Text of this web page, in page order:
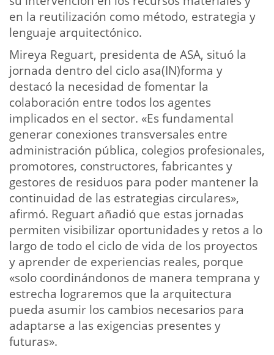
en la reutilización como método, estrategia y
lenguaje arquitectónico.
Mireya Reguart, presidenta de ASA, situó la
jornada dentro del ciclo asa(IN)forma y
destacó la necesidad de fomentar la
colaboración entre todos los agentes
implicados en el sector. «Es fundamental
generar conexiones transversales entre
administración pública, colegios profesionales,
promotores, constructores, fabricantes y
gestores de residuos para poder mantener la
continuidad de las estrategias circulares»,
afirmó. Reguart añadió que estas jornadas
permiten visibilizar oportunidades y retos a lo
largo de todo el ciclo de vida de los proyectos
y aprender de experiencias reales, porque
«solo coordinándonos de manera temprana y
estrecha lograremos que la arquitectura
pueda asumir los cambios necesarios para
adaptarse a las exigencias presentes y
futuras».